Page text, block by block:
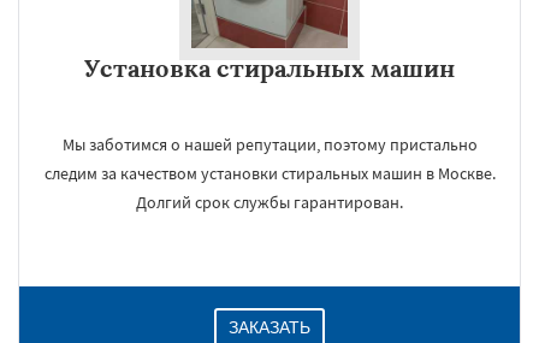
Установка стиральных машин
Мы заботимся о нашей репутации, поэтому пристально
следим за качеством установки стиральных машин в Москве.
Долгий срок службы гарантирован.
ЗАКАЗАТЬ
Даю согласие на обработку персональных данных